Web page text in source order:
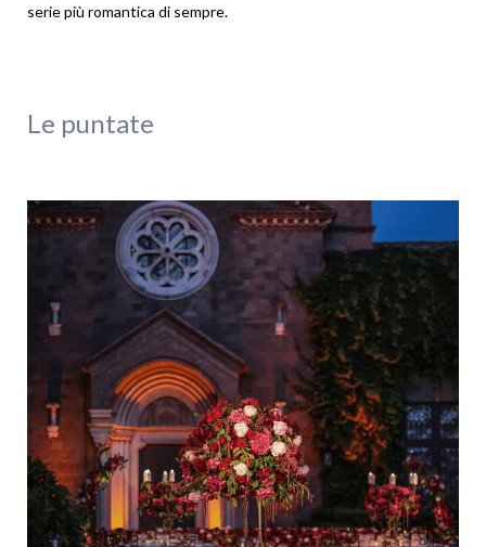
serie più romantica di sempre.
Le puntate